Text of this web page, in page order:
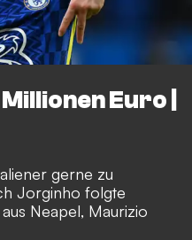
Euro |
gerne zu
Jorginho folgte
Neapel, Maurizio